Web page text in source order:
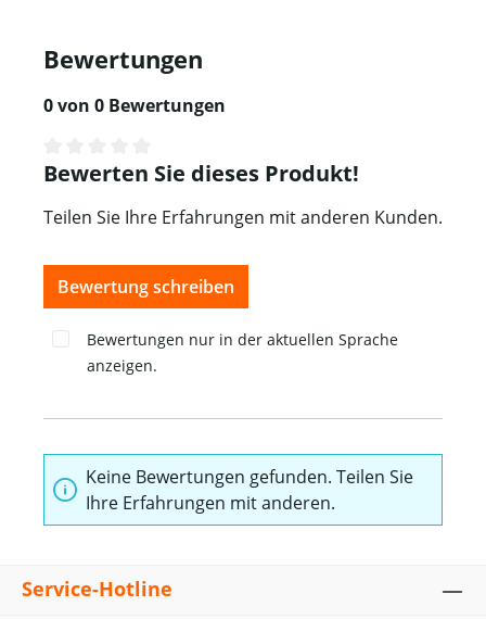
Bewertungen
0 von 0 Bewertungen
Durchschnittliche Bewertung von 0 von 5 Sternen
Bewerten Sie dieses Produkt!
Teilen Sie Ihre Erfahrungen mit anderen Kunden.
Bewertung schreiben
Bewertungen nur in der aktuellen Sprache
anzeigen.
Keine Bewertungen gefunden. Teilen Sie
Ihre Erfahrungen mit anderen.
Service-Hotline